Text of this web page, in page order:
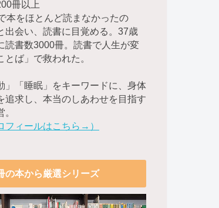
冊以上
本をほとんど読まなかったの
出会い、読書に目覚める。37歳
読書数3000冊。読書で人生が変
とば」で救われた。
」「睡眠」をキーワードに、身体
追求し、本当のしあわせを目指す
フィールはこちら→）
の本から厳選シリーズ